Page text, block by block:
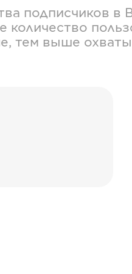
подписчиков в
количество
тем выше